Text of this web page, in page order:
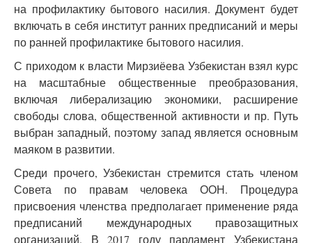
на профилактику бытового насилия. Документ будет
включать в себя институт ранних предписаний и меры
по ранней профилактике бытового насилия.
С приходом к власти Мирзиёева Узбекистан взял курс
на масштабные общественные преобразования,
включая либерализацию экономики, расширение
свободы слова, общественной активности и пр. Путь
выбран западный, поэтому запад является основным
маяком в развитии.
Среди прочего, Узбекистан стремится стать членом
Совета по правам человека ООН. Процедура
присвоения членства предполагает применение ряда
предписаний международных правозащитных
организаций. В 2017 году парламент Узбекистана